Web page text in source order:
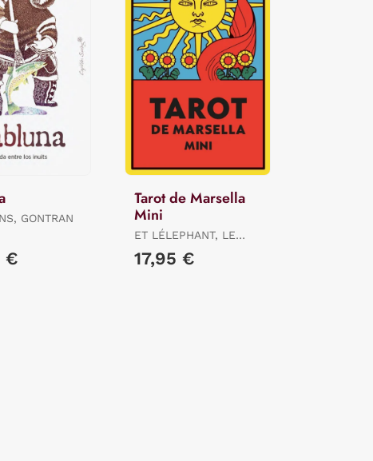
GONTRAN
€
Tarot de Marsella
Mini
ET LÉLEPHANT, LE
LÉLEPHANT, LE LOTUS
17,95 €